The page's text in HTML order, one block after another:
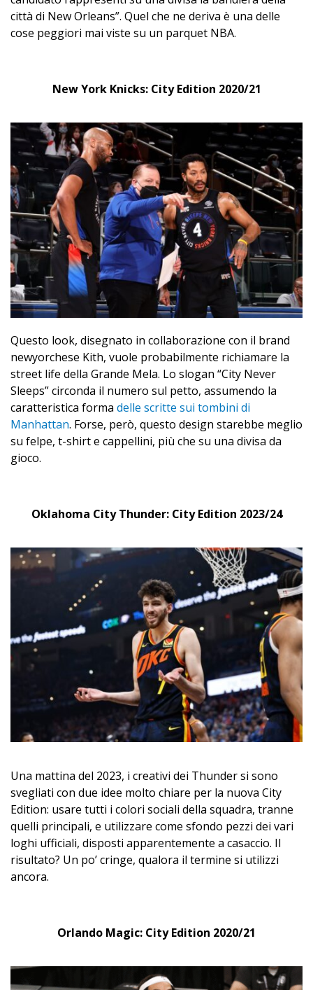
città di New Orleans”. Quel che ne deriva è una delle
cose peggiori mai viste su un parquet NBA.
New York Knicks: City Edition 2020/21
Questo look, disegnato in collaborazione con il brand
newyorchese Kith, vuole probabilmente richiamare la
street life della Grande Mela. Lo slogan “City Never
Sleeps” circonda il numero sul petto, assumendo la
caratteristica forma delle scritte sui tombini di
Manhattan. Forse, però, questo design starebbe meglio
su felpe, t-shirt e cappellini, più che su una divisa da
gioco.
Oklahoma City Thunder: City Edition 2023/24
Una mattina del 2023, i creativi dei Thunder si sono
svegliati con due idee molto chiare per la nuova City
Edition: usare tutti i colori sociali della squadra, tranne
quelli principali, e utilizzare come sfondo pezzi dei vari
loghi ufficiali, disposti apparentemente a casaccio. Il
risultato? Un po’ cringe, qualora il termine si utilizzi
ancora.
Orlando Magic: City Edition 2020/21